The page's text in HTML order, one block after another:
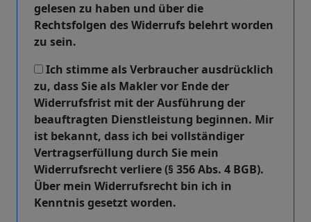
gelesen zu haben und über die
Rechtsfolgen des Widerrufs belehrt worden
zu sein.
Ich stimme als Verbraucher ausdrücklich
zu, dass Sie als Makler vor Ende der
Widerrufsfrist mit der Ausführung der
beauftragten Dienstleistung beginnen. Mir
ist bekannt, dass ich bei vollständiger
Vertragserfüllung durch Sie mein
Widerrufsrecht verliere (§ 356 Abs. 4 BGB).
Über mein Widerrufsrecht bin ich in
Kenntnis gesetzt worden.